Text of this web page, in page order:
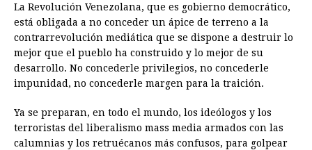
La Revolución Venezolana, que es gobierno democrático,
está obligada a no conceder un ápice de terreno a la
contrarrevolución mediática que se dispone a destruir lo
mejor que el pueblo ha construido y lo mejor de su
desarrollo. No concederle privilegios, no concederle
impunidad, no concederle margen para la traición.
Ya se preparan, en todo el mundo, los ideólogos y los
terroristas del liberalismo mass media armados con las
calumnias y los retruécanos más confusos, para golpear